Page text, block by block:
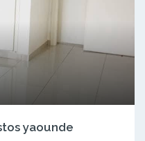
yaounde